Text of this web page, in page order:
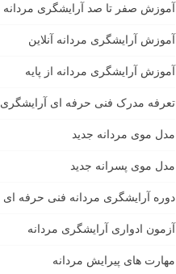
آموزش صفر تا صد آرایشگری مردانه
آموزش آرایشگری مردانه آنلاین
آموزش آرایشگری مردانه از پایه
تعرفه مدرک فنی حرفه ای آرایشگری
مدل موی مردانه جدید
مدل موی پسرانه جدید
دوره آرایشگری مردانه فنی حرفه ای
آزمون ادواری آرایشگری مردانه
مهارت های پیرایش مردانه